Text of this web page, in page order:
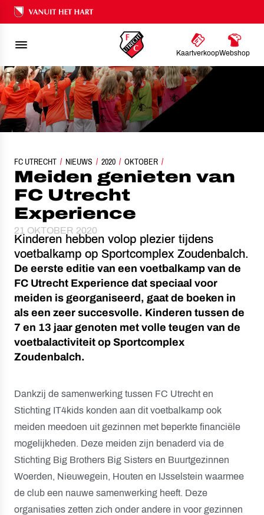
Ons nalatenschap
KaartverkoopWebshop
FC UTRECHT NIEUWS 2020 OKTOBER
MEIDEN GENIETEN VAN FC UTRECHT EXPERIENCE
Meiden genieten van
FC Utrecht
Experience
21 OKTOBER 2020
Kinderen hebben volop plezier tijdens
voetbalkamp op Sportcomplex Zoudenbalch.
De eerste editie van een voetbalkamp van de
FC Utrecht Experience dat speciaal voor
meiden is georganiseerd, gaat de boeken in
als een zeer succesvolle. Kinderen tussen de
7 en 13 jaar genoten met volle teugen van de
voetbalactiviteit op Sportcomplex
Zoudenbalch.
Dankzij de samenwerking tussen FC Utrecht en
Stichting IT4kids konden aan dit voetbalkamp ook
meiden meedoen uit gezinnen met beperkte financiële
mogelijkheden. Deze meiden zijn benaderd via de
Stichting Big Brothers Big Sisters en Buurtgezinnen
Woerden, Nieuwegein, Houten en IJsselstein waarmee
de club een nauwe samenwerking heeft. Deze
organisaties zetten zich onder andere in voor gezinnen